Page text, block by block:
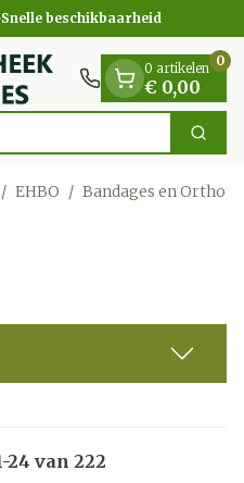
Snelle beschikbaarheid
Zoek
0 artikelen
€ 0,00
0
/ EHBO / Bandages en
-24 van 222